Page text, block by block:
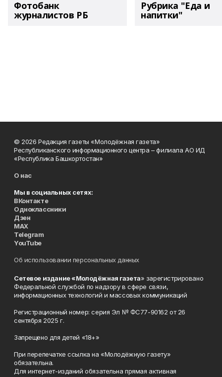
Фотобанк
журналистов РБ
Рубрика "Еда и
напитки"
© 2026 Редакция газеты «Молодёжная газета»
Республиканского информационного центра – филиала АО ИД
«Республика Башкортостан»
О нас
Мы в социальных сетях:
ВКонтакте
Одноклассники
Дзен
MAX
Telegram
YouTube
Об использовании персональных данных
Сетевое издание «Молодёжная газета» зарегистрировано
Федеральной службой по надзору в сфере связи,
информационных технологий и массовых коммуникаций
Регистрационный номер: серия Эл № ФС77-90162 от 26
сентября 2025 г.
Запрещено для детей «18+»
При перепечатке ссылка на «Молодёжную газету»
обязательна.
Для интернет-изданий обязательна прямая активная